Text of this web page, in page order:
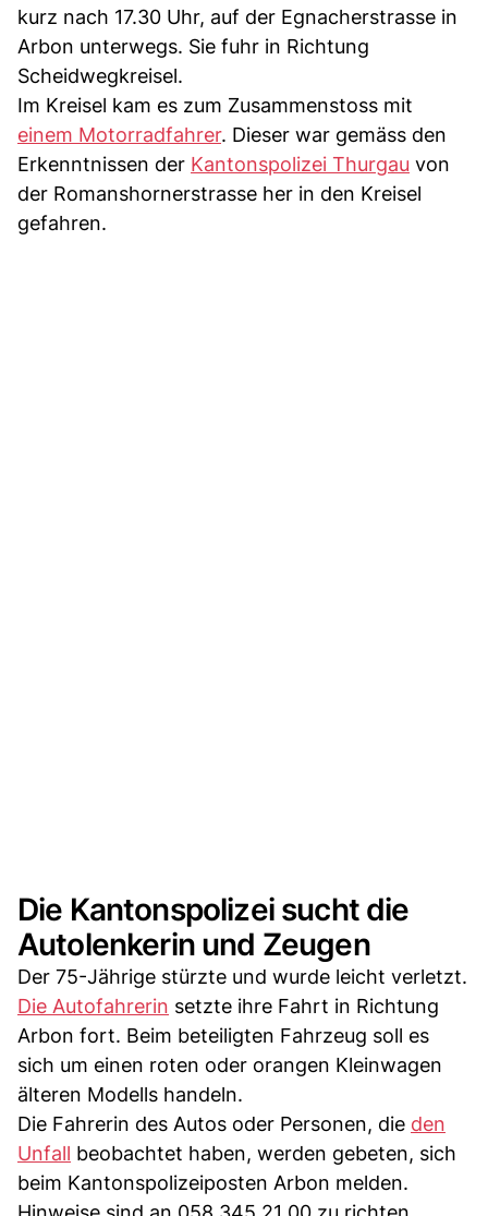
kurz nach 17.30 Uhr, auf der Egnacherstrasse in
Arbon unterwegs. Sie fuhr in Richtung
Scheidwegkreisel.
Im Kreisel kam es zum Zusammenstoss mit
einem Motorradfahrer. Dieser war gemäss den
Erkenntnissen der Kantonspolizei Thurgau von
der Romanshornerstrasse her in den Kreisel
gefahren.
Die Kantonspolizei sucht die
Autolenkerin und Zeugen
Der 75-Jährige stürzte und wurde leicht verletzt.
Die Autofahrerin setzte ihre Fahrt in Richtung
Arbon fort. Beim beteiligten Fahrzeug soll es
sich um einen roten oder orangen Kleinwagen
älteren Modells handeln.
Die Fahrerin des Autos oder Personen, die den
Unfall beobachtet haben, werden gebeten, sich
beim Kantonspolizeiposten Arbon melden.